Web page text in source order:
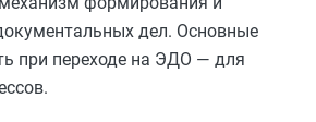
дел. Основные
при переходе на ЭДО — для